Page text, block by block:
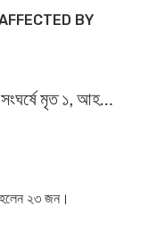
BY
মৃত ১, আহ…
২৩ জন।